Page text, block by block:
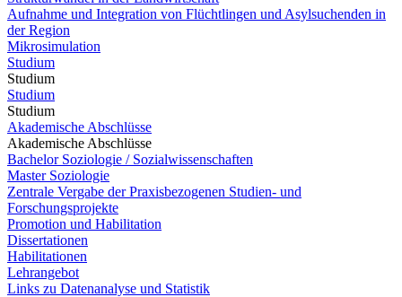
Aufnahme und Integration von Flüchtlingen und Asylsuchenden in
der Region
Mikrosimulation
Studium
Studium
Studium
Studium
Akademische Abschlüsse
Akademische Abschlüsse
Bachelor Soziologie / Sozialwissenschaften
Master Soziologie
Zentrale Vergabe der Praxisbezogenen Studien- und
Forschungsprojekte
Promotion und Habilitation
Dissertationen
Habilitationen
Lehrangebot
Links zu Datenanalyse und Statistik